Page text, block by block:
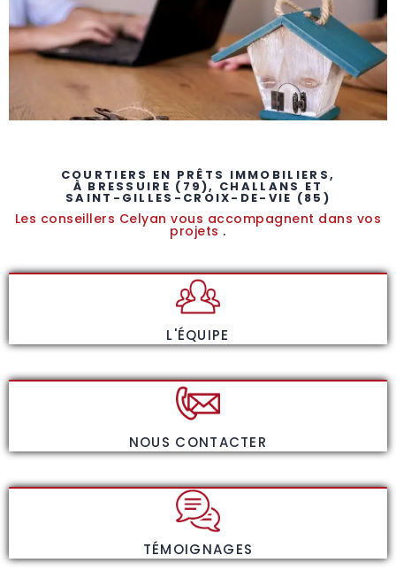
COURTIERS EN PRÊTS IMMOBILIERS,
À BRESSUIRE (79), CHALLANS ET
SAINT-GILLES-CROIX-DE-VIE (85)
Les conseillers Celyan vous accompagnent dans vos
projets .
L'ÉQUIPE
NOUS CONTACTER
TÉMOIGNAGES